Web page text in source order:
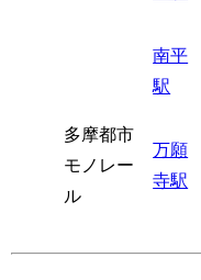
南平
駅
多摩都市
モノレー
ル
万願
寺駅